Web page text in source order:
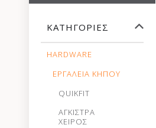
ΚΑΤΗΓΟΡΊΕΣ
HARDWARE
ΕΡΓΑΛΕΙΑ ΚΗΠΟΥ
QUIKFIT
ΑΓΚΙΣΤΡΑ
ΧΕΙΡΟΣ